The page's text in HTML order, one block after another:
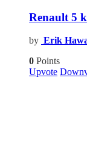
Renault 5
by Erik
0 Points
Upvote